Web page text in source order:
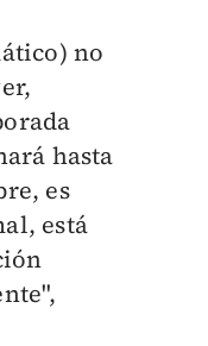
no
hasta
es
está